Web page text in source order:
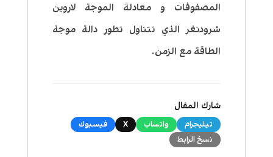
المصفوفات و معادلة الموجة لاروين
شرودنغر الذي تتناول تطور دالة موجة
الطاقة مع الزمن.
شارك المقال
تيليجرام واتساب X
فيسبوك
نسخ الرابط